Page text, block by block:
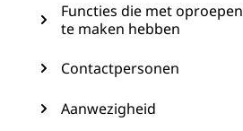
Functies die met oproepen
te maken hebben
Contactpersonen
Aanwezigheid